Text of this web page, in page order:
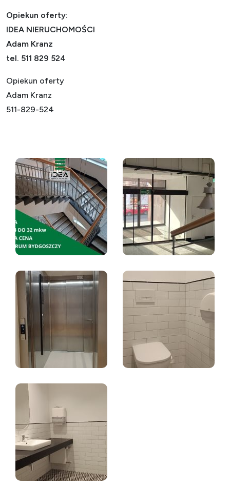
Opiekun oferty:
IDEA NIERUCHOMOŚCI
Adam Kranz
tel. 511 829 524
Opiekun oferty
Adam Kranz
511-829-524